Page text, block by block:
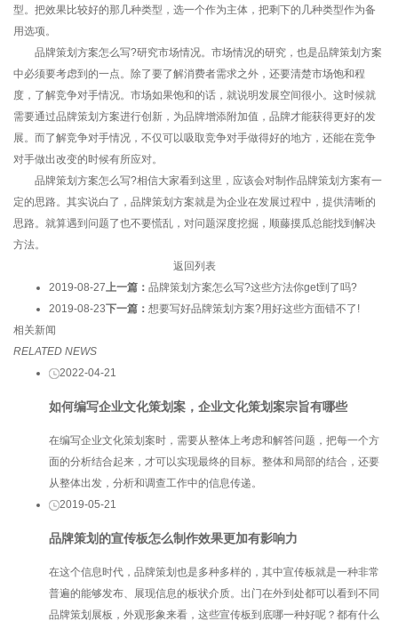
型。把效果比较好的那几种类型，选一个作为主体，把剩下的几种类型作为备
用选项。
品牌策划方案怎么写?研究市场情况。市场情况的研究，也是品牌策划方案
中必须要考虑到的一点。除了要了解消费者需求之外，还要清楚市场饱和程
度，了解竞争对手情况。市场如果饱和的话，就说明发展空间很小。这时候就
需要通过品牌策划方案进行创新，为品牌增添附加值，品牌才能获得更好的发
展。而了解竞争对手情况，不仅可以吸取竞争对手做得好的地方，还能在竞争
对手做出改变的时候有所应对。
品牌策划方案怎么写?相信大家看到这里，应该会对制作品牌策划方案有一
定的思路。其实说白了，品牌策划方案就是为企业在发展过程中，提供清晰的
思路。就算遇到问题了也不要慌乱，对问题深度挖掘，顺藤摸瓜总能找到解决
方法。
返回列表
2019-08-27上一篇： 品牌策划方案怎么写?这些方法你get到了吗?
2019-08-23下一篇： 想要写好品牌策划方案?用好这些方面错不了!
相关新闻
RELATED NEWS
2022-04-21
如何编写企业文化策划案，企业文化策划案宗旨有哪些
在编写企业文化策划案时，需要从整体上考虑和解答问题，把每一个方
面的分析结合起来，才可以实现最终的目标。整体和局部的结合，还要
从整体出发，分析和调查工作中的信息传递。
2019-05-21
品牌策划的宣传板怎么制作效果更加有影响力
在这个信息时代，品牌策划也是多种多样的，其中宣传板就是一种非常
普遍的能够发布、展现信息的板状介质。出门在外到处都可以看到不同
品牌策划展板，外观形象来看，这些宣传板到底哪一种好呢？都有什么